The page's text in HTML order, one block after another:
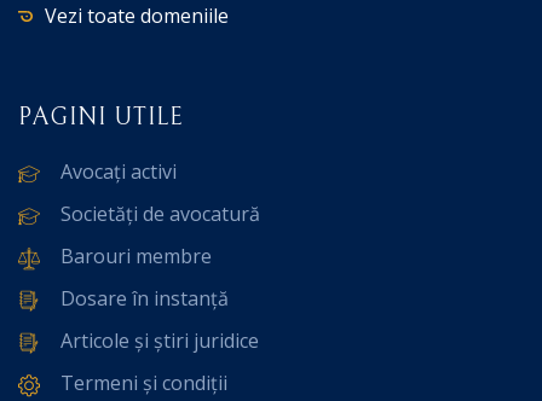
Vezi toate domeniile
PAGINI UTILE
Avocați activi
Societăți de avocatură
Barouri membre
Dosare în instanță
Articole și știri juridice
Termeni și condiții